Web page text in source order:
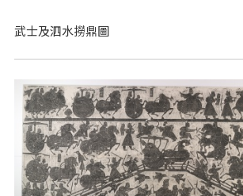
武士及泗水撈鼎圖